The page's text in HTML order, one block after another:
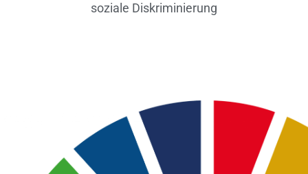
soziale Diskriminierung